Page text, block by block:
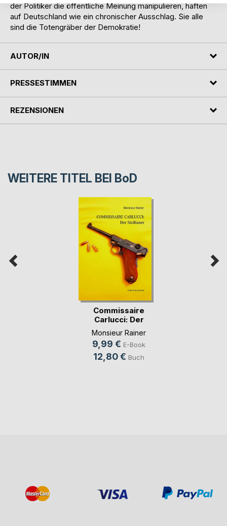
der Politiker die öffentliche Meinung manipulieren, haften
auf Deutschland wie ein chronischer Ausschlag. Sie alle
sind die Totengräber der Demokratie!
AUTOR/IN
PRESSESTIMMEN
REZENSIONEN
WEITERE TITEL BEI BoD
Commissaire
Carlucci: Der
Sizilianer
Monsieur Rainer
9,99 € E-Book
12,80 € Buch